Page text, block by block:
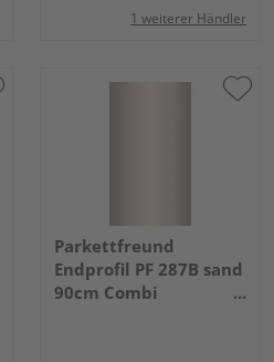
1 weiterer Händler
Parkettfreund
Endprofil PF 287B sand
90cm Combi